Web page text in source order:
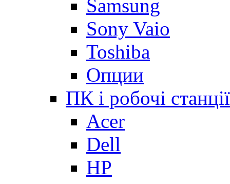
Samsung
Sony Vaio
Toshiba
Опции
ПК і робочі станції
Acer
Dell
HP